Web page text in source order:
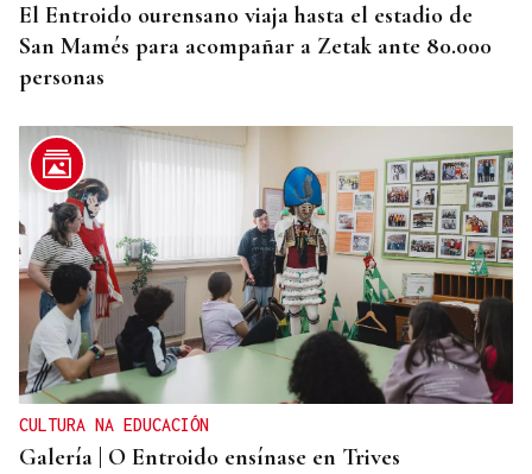
El Entroido ourensano viaja hasta el estadio de
San Mamés para acompañar a Zetak ante 80.000
personas
CULTURA NA EDUCACIÓN
Galería | O Entroido ensínase en Trives